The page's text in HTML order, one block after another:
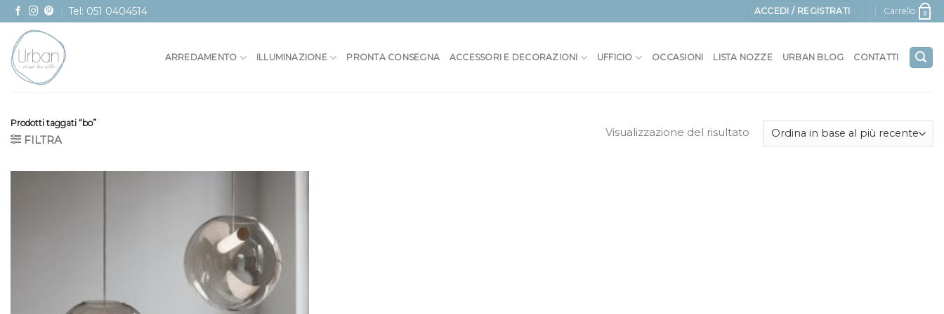
Skip
to
content
Tel: 051 0404514 ACCEDI / REGISTRATI Carrello 0
ARREDAMENTO ILLUMINAZIONE PRONTA CONSEGNA ACCESSORI E DECORAZIONI UFFICIO OCCASIONI LISTA NOZZE URBAN BLOG CONTATTI
Prodotti taggati “bo”
FILTRA
Visualizzazione del risultato